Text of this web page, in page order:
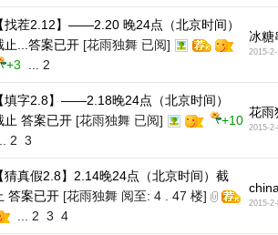
找茬2.12】——2.20 晚24点（北京时间）
止...答案已开 [花雨独舞 已阅]
+3
2
冰糖
2015-2-
填字2.8】——2.18晚24点（北京时间）
止 答案已开 [花雨独舞 已阅]
+10
2 3
花雨
2015-2-
猜真假2.8】2.14晚24点（北京时间）截
答案已开 [花雨独舞 阅至: 4 . 47 楼]
2 3 4
2015-2-